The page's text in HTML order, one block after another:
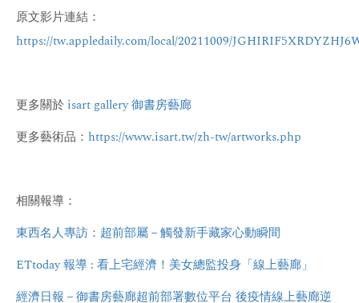
原文影片連結：
https://tw.appledaily.com/local/20211009/
更多關於 isart gallery 御書房藝廊
更多藝術品： https://www.isart.tw/zh-tw/artworks.php
相關報導：
東西名人專訪：超前部屬－觸發新手藏家心動瞬間
ETtoday 報導 : 看上宅經濟！美女總監投身「線上藝廊」
經濟日報－御書房藝廊超前部署數位平台 後疫情線上藝廊逆